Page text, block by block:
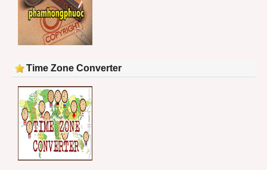
Time Zone Converter